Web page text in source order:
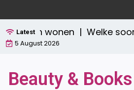
naar
de
inhoud
Latestwonen |Welke
5 August 2026
Beauty &